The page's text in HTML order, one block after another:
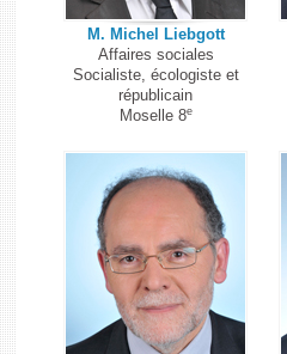
M. Michel Liebgott
Affaires sociales
Socialiste, écologiste et
républicain
Moselle 8e